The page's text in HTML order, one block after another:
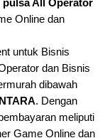
pulsa All Operator
Online dan
untuk Bisnis
dan Bisnis
dibawah
. Dengan
meliputi
Game Online dan